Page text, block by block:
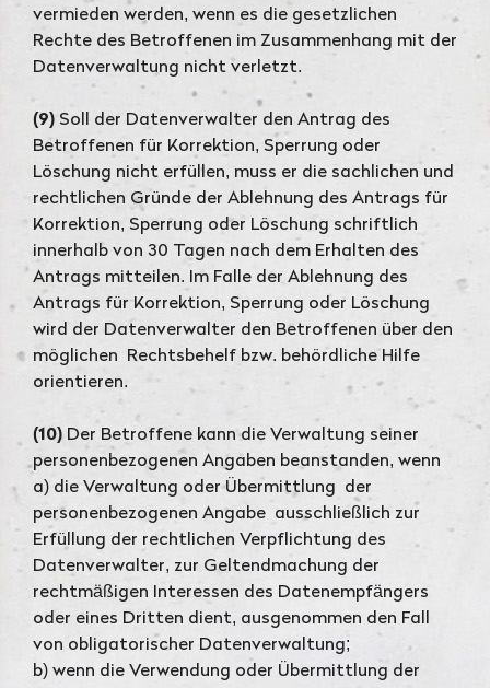
vermieden werden, wenn es die gesetzlichen
Rechte des Betroffenen im Zusammenhang mit der
Datenverwaltung nicht verletzt.
(9) Soll der Datenverwalter den Antrag des
Betroffenen für Korrektion, Sperrung oder
Löschung nicht erfüllen, muss er die sachlichen und
rechtlichen Gründe der Ablehnung des Antrags für
Korrektion, Sperrung oder Löschung schriftlich
innerhalb von 30 Tagen nach dem Erhalten des
Antrags mitteilen. Im Falle der Ablehnung des
Antrags für Korrektion, Sperrung oder Löschung
wird der Datenverwalter den Betroffenen über den
möglichen Rechtsbehelf bzw. behördliche Hilfe
orientieren.
(10) Der Betroffene kann die Verwaltung seiner
personenbezogenen Angaben beanstanden, wenn
a) die Verwaltung oder Übermittlung der
personenbezogenen Angabe ausschließlich zur
Erfüllung der rechtlichen Verpflichtung des
Datenverwalter, zur Geltendmachung der
rechtmäßigen Interessen des Datenempfängers
oder eines Dritten dient, ausgenommen den Fall
von obligatorischer Datenverwaltung;
b) wenn die Verwendung oder Übermittlung der